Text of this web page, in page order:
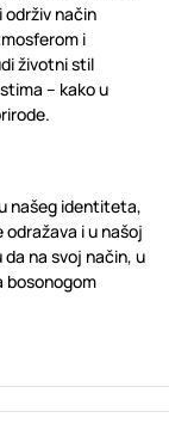
način
i
životni stil
– kako u
našeg identiteta,
odražava i u našoj
na svoj način, u
bosonogom